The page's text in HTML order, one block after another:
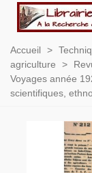
Accueil >
agriculture
>
Voyages année
scientifiques,